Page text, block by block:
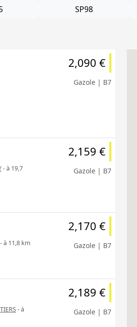
SP98
2,090 €
Gazole | B7
- à 19,7
2,159 €
Gazole | B7
- à 11,8 km
2,170 €
Gazole | B7
- à
2,189 €
Gazole | B7